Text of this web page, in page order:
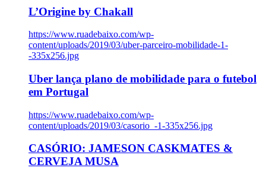
L’Origine by Chakall
https://www.ruadebaixo.com/wp-
content/uploads/2019/03/uber-parceiro-mobilidade-1-
-335x256.jpg
Uber lança plano de mobilidade para o futebol
em Portugal
https://www.ruadebaixo.com/wp-
content/uploads/2019/03/casorio_-1-335x256.jpg
CASÓRIO: JAMESON CASKMATES &
CERVEJA MUSA